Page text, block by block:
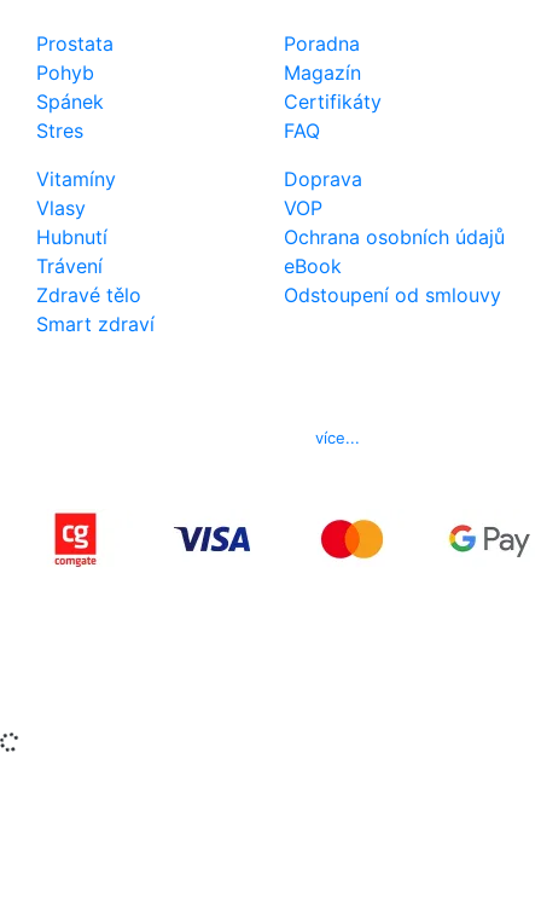
Prostata
Pohyb
Spánek
Stres
Vitamíny
Vlasy
Hubnutí
Trávení
Zdravé tělo
Smart zdraví
Poradna
Magazín
Certifikáty
FAQ
Doprava
VOP
Ochrana osobních údajů
eBook
Odstoupení od smlouvy
více...